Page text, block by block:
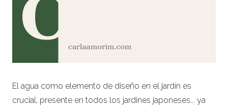
El agua como elemento de diseño en el jardín es
crucial, presente en todos los jardines japoneses... ya